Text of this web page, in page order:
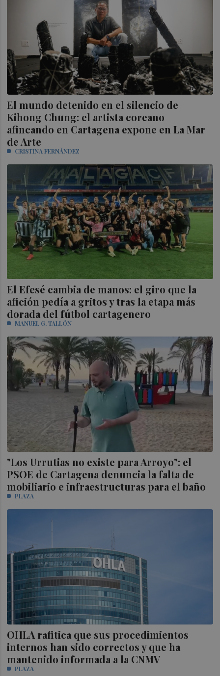
El mundo detenido en el silencio de
Kihong Chung: el artista coreano
afincando en Cartagena expone en La Mar
de Arte
CRISTINA FERNÁNDEZ
El Efesé cambia de manos: el giro que la
afición pedía a gritos y tras la etapa más
dorada del fútbol cartagenero
MANUEL G. TALLÓN
"Los Urrutias no existe para Arroyo": el
PSOE de Cartagena denuncia la falta de
mobiliario e infraestructuras para el baño
PLAZA
OHLA rafitica que sus procedimientos
internos han sido correctos y que ha
mantenido informada a la CNMV
PLAZA